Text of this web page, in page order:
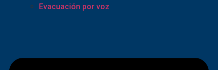
Evacuación por voz